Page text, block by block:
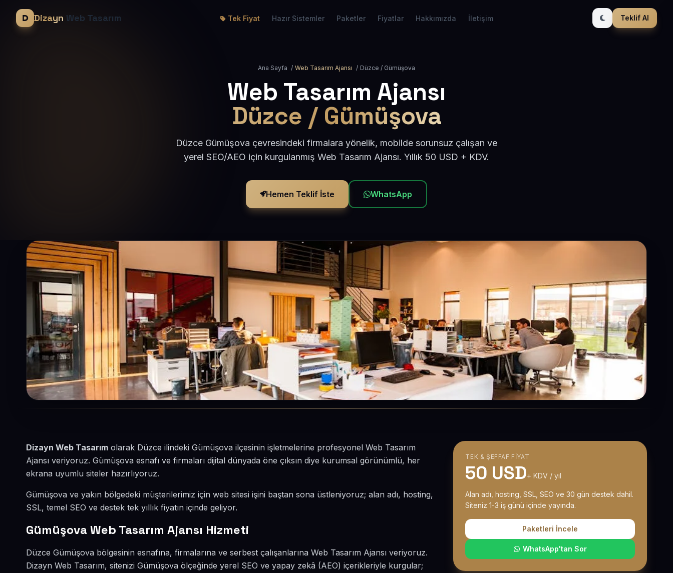
Dizayn Web Tasarım Tek Fiyat Hazır Sistemler Paketler Fiyatlar Hakkımızda İletişim Teklif Al
Ana Sayfa / Web Tasarım Ajansı / Düzce / Gümüşova
Web Tasarım Ajansı
Düzce / Gümüşova
Düzce Gümüşova çevresindeki firmalara yönelik, mobilde sorunsuz çalışan ve
yerel SEO/AEO için kurgulanmış Web Tasarım Ajansı. Yıllık 50 USD + KDV.
Hemen Teklif İste WhatsApp
Dizayn Web Tasarım olarak Düzce ilindeki Gümüşova ilçesinin işletmelerine profesyonel Web Tasarım
Ajansı veriyoruz. Gümüşova esnafı ve firmaları dijital dünyada öne çıksın diye kurumsal görünümlü, her
ekrana uyumlu siteler hazırlıyoruz.
Gümüşova ve yakın bölgedeki müşterilerimiz için web sitesi işini baştan sona üstleniyoruz; alan adı, hosting,
SSL, temel SEO ve destek tek yıllık fiyatın içinde geliyor.
Gümüşova Web Tasarım Ajansı Hizmeti
Düzce Gümüşova bölgesinin esnafına, firmalarına ve serbest çalışanlarına Web Tasarım Ajansı veriyoruz.
Dizayn Web Tasarım, sitenizi Gümüşova ölçeğinde yerel SEO ve yapay zekâ (AEO) içerikleriyle kurgular;
TEK & ŞEFFAF FIYAT
50 USD+ KDV / yıl
Alan adı, hosting, SSL, SEO ve 30 gün destek dahil.
Siteniz 1-3 iş günü içinde yayında.
Paketleri İncele
WhatsApp'tan Sor